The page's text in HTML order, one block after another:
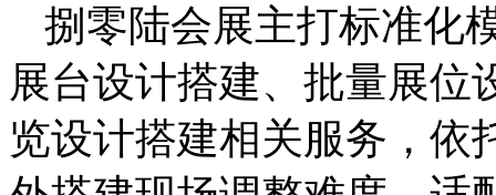
捌零陆会展主打标准化
展台设计搭建、批量展位
览设计搭建相关服务，依